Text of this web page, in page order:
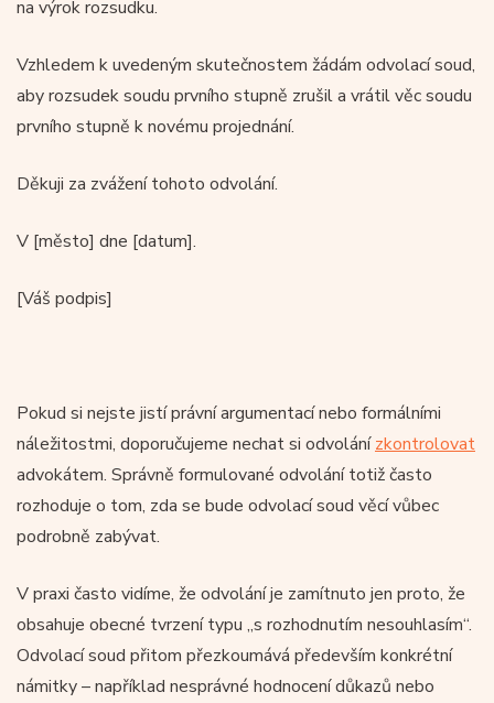
na výrok rozsudku.
Vzhledem k uvedeným skutečnostem žádám odvolací soud,
aby rozsudek soudu prvního stupně zrušil a vrátil věc soudu
prvního stupně k novému projednání.
Děkuji za zvážení tohoto odvolání.
V [město] dne [datum].
[Váš podpis]
Pokud si nejste jistí právní argumentací nebo formálními
náležitostmi, doporučujeme nechat si odvolánízkontrolovat
advokátem. Správně formulované odvolání totiž často
rozhoduje o tom, zda se bude odvolací soud věcí vůbec
podrobně zabývat.
V praxi často vidíme, že odvolání je zamítnuto jen proto, že
obsahuje obecné tvrzení typu „s rozhodnutím nesouhlasím“.
Odvolací soud přitom přezkoumává především konkrétní
námitky – například nesprávné hodnocení důkazů nebo